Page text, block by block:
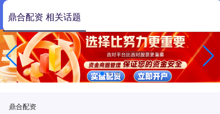
鼎合配资
鼎合配资 相关话题